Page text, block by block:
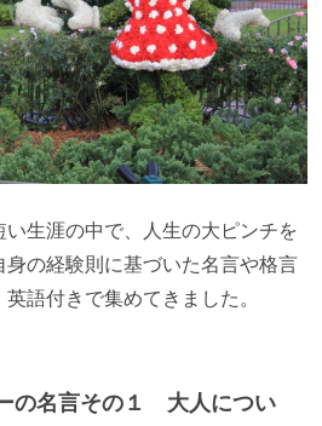
生涯の中で、人生の大ピンチを
の経験則に基づいた名言や格言
語付きで集めてきました。
の名言その１ 大人につい